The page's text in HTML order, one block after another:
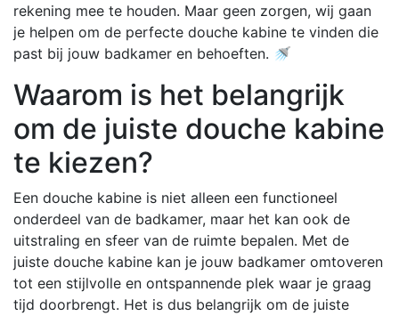
rekening mee te houden. Maar geen zorgen, wij gaan
je helpen om de perfecte douche kabine te vinden die
past bij jouw badkamer en behoeften. 🚿
Waarom is het belangrijk
om de juiste douche kabine
te kiezen?
Een douche kabine is niet alleen een functioneel
onderdeel van de badkamer, maar het kan ook de
uitstraling en sfeer van de ruimte bepalen. Met de
juiste douche kabine kan je jouw badkamer omtoveren
tot een stijlvolle en ontspannende plek waar je graag
tijd doorbrengt. Het is dus belangrijk om de juiste